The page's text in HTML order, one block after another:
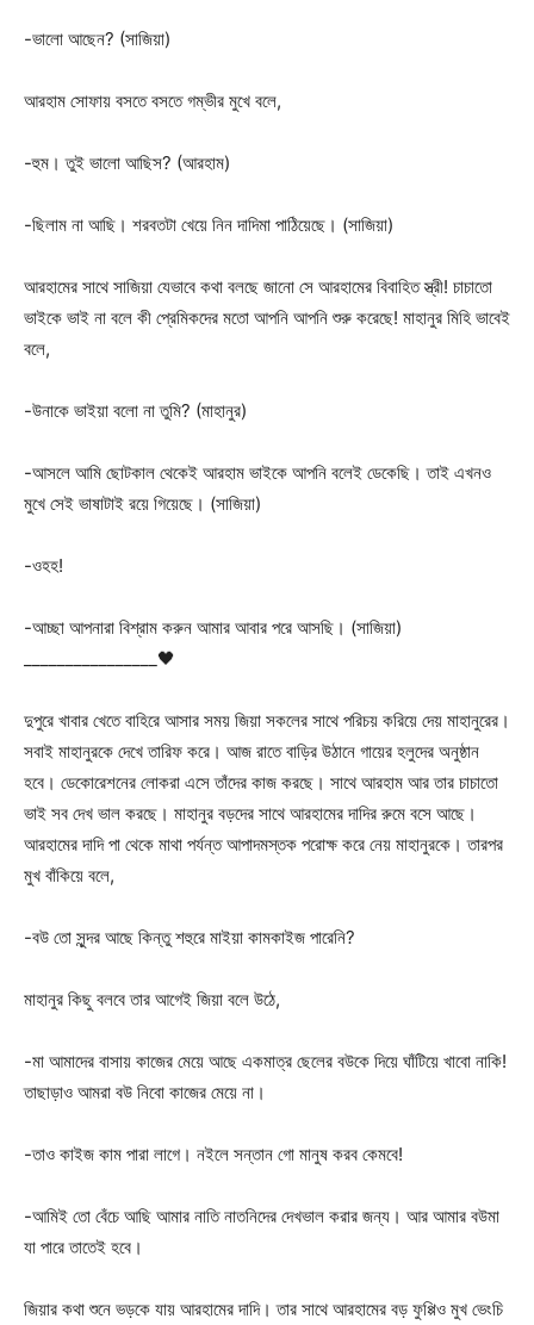
-ভালো আছেন? (সাজিয়া)
আরহাম সোফায় বসতে বসতে গম্ভীর মুখে বলে,
-হুম। তুই ভালো আছিস? (আরহাম)
-ছিলাম না আছি। শরবতটা খেয়ে নিন দাদিমা পাঠিয়েছে। (সাজিয়া)
আরহামের সাথে সাজিয়া যেভাবে কথা বলছে জানো সে আরহামের বিবাহিত স্ত্রী! চাচাতো
ভাইকে ভাই না বলে কী প্রেমিকদের মতো আপনি আপনি শুরু করেছে! মাহানুর মিহি ভাবেই
বলে,
-উনাকে ভাইয়া বলো না তুমি? (মাহানুর)
-আসলে আমি ছোটকাল থেকেই আরহাম ভাইকে আপনি বলেই ডেকেছি। তাই এখনও
মুখে সেই ভাষাটাই রয়ে গিয়েছে। (সাজিয়া)
-ওহহ!
-আচ্ছা আপনারা বিশ্রাম করুন আমার আবার পরে আসছি। (সাজিয়া)
________________🖤
দুপুরে খাবার খেতে বাহিরে আসার সময় জিয়া সকলের সাথে পরিচয় করিয়ে দেয় মাহানুরের।
সবাই মাহানুরকে দেখে তারিফ করে। আজ রাতে বাড়ির উঠানে গায়ের হলুদের অনুষ্ঠান
হবে। ডেকোরেশনের লোকরা এসে তাঁদের কাজ করছে। সাথে আরহাম আর তার চাচাতো
ভাই সব দেখ ভাল করছে। মাহানুর বড়দের সাথে আরহামের দাদির রুমে বসে আছে।
আরহামের দাদি পা থেকে মাথা পর্যন্ত আপাদমস্তক পরোক্ষ করে নেয় মাহানুরকে। তারপর
মুখ বাঁকিয়ে বলে,
-বউ তো সুন্দর আছে কিন্তু শহুরে মাইয়া কামকাইজ পারেনি?
মাহানুর কিছু বলবে তার আগেই জিয়া বলে উঠে,
-মা আমাদের বাসায় কাজের মেয়ে আছে একমাত্র ছেলের বউকে দিয়ে ঘাঁটিয়ে খাবো নাকি!
তাছাড়াও আমরা বউ নিবো কাজের মেয়ে না।
-তাও কাইজ কাম পারা লাগে। নইলে সন্তান গো মানুষ করব কেমবে!
-আমিই তো বেঁচে আছি আমার নাতি নাতনিদের দেখভাল করার জন্য। আর আমার বউমা
যা পারে তাতেই হবে।
জিয়ার কথা শুনে ভড়কে যায় আরহামের দাদি। তার সাথে আরহামের বড় ফুপ্পিও মুখ ভেংচি